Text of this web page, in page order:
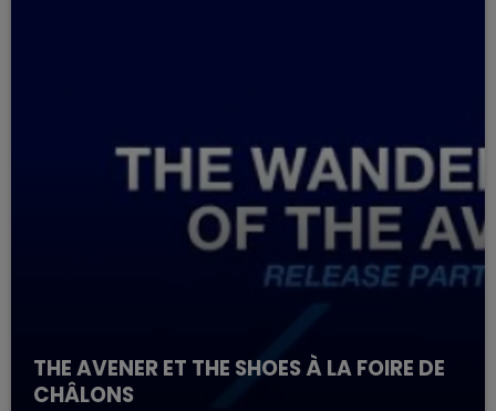
THE AVENER ET THE SHOES À LA FOIRE DE
CHÂLONS